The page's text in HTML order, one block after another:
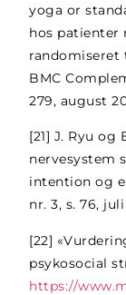
yoga or
hos patienter
randomiseret
BMC
279, august
[21] J. Ryu og
nervesystem
intention og
nr. 3, s. 76,
[22]
psykosocial
https://